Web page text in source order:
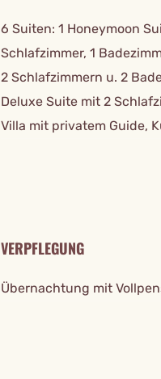
6 Suiten: 1 Honeymoon
Schlafzimmer, 1
2 Schlafzimmern u. 2
Deluxe Suite mit 2
Villa mit privatem Guide,
VERPFLEGUNG
Übernachtung mit